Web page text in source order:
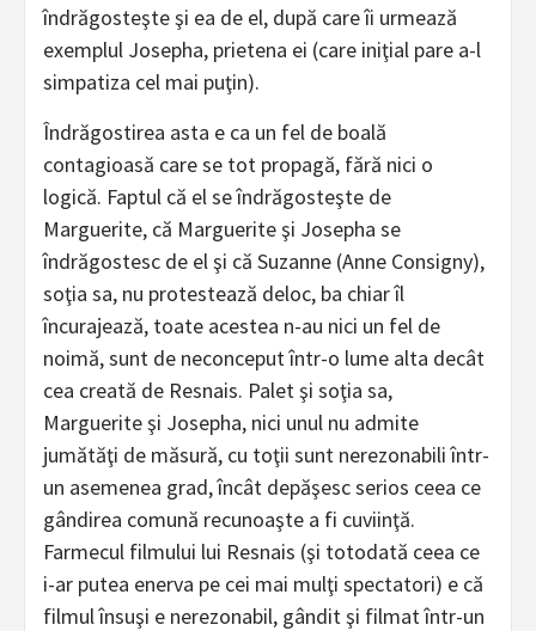
îndrăgosteşte şi ea de el, după care îi urmează
exemplul Josepha, prietena ei (care iniţial pare a-l
simpatiza cel mai puţin).
Îndrăgostirea asta e ca un fel de boală
contagioasă care se tot propagă, fără nici o
logică. Faptul că el se îndrăgosteşte de
Marguerite, că Marguerite şi Josepha se
îndrăgostesc de el şi că Suzanne (Anne Consigny),
soţia sa, nu protestează deloc, ba chiar îl
încurajează, toate acestea n-au nici un fel de
noimă, sunt de neconceput într-o lume alta decât
cea creată de Resnais. Palet şi soţia sa,
Marguerite şi Josepha, nici unul nu admite
jumătăţi de măsură, cu toţii sunt nerezonabili într-
un asemenea grad, încât depăşesc serios ceea ce
gândirea comună recunoaşte a fi cuviinţă.
Farmecul filmului lui Resnais (şi totodată ceea ce
i-ar putea enerva pe cei mai mulţi spectatori) e că
filmul însuşi e nerezonabil, gândit şi filmat într-un